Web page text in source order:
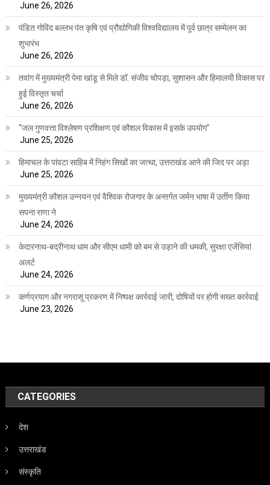
June 26, 2026
पंडित गोविंद बल्लभ पंत कृषि एवं प्रौद्योगिकी विश्वविद्यालय में पूर्व छात्र सम्मेलन का
शुभारंभ
June 26, 2026
तवांग में मुख्यमंत्री पेमा खांडू से मिले डॉ. संजीव चोपड़ा, सुशासन और हिमालयी विकास पर
हुई विस्तृत चर्चा
June 26, 2026
“जल गुणवत्ता विश्लेषण प्रशिक्षण एवं कौशल विकास में इसके उपयोग”
June 25, 2026
हिमाचल के पांवटा साहिब में निहंग सिखों का जत्था, उत्तराखंड आने की जिद पर अड़ा
June 25, 2026
मुख्यमंत्री कौशल उन्नयन एवं वैश्विक रोजगार के अन्तर्गत जर्मन भाषा में उर्तीण किया
सपना राणा ने
June 24, 2026
केदारनाथ-बद्रीनाथ धाम और सीएम धामी को बम से उड़ाने की धमकी, सुरक्षा एजेंसियां
अलर्ट
June 24, 2026
कर्णप्रयाग और नगरासू प्रकरण में निष्पक्ष कार्रवाई जारी, दोषियों पर होगी सख्त कार्रवाई
June 23, 2026
CATEGORIES
देश
उत्तराखंड
संस्कृति